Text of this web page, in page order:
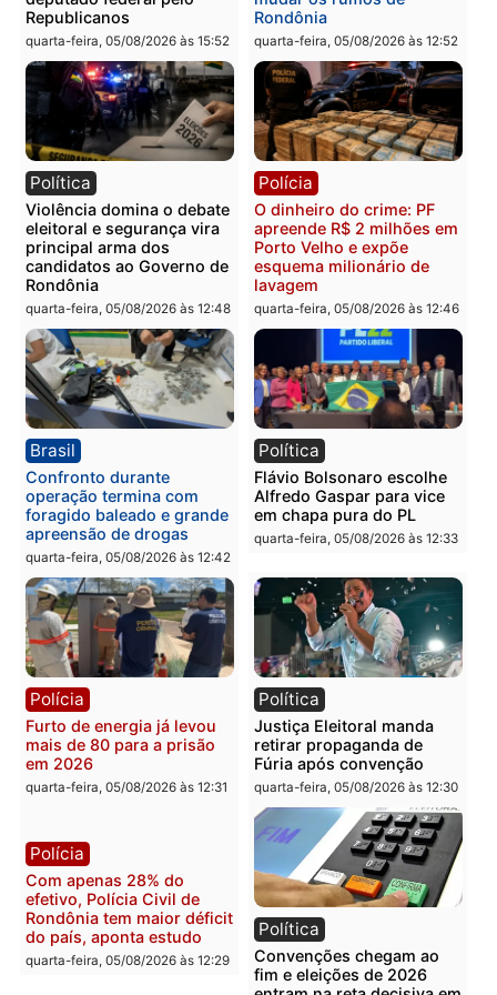
Você também vai querer ler...
Política
Jônatas França é aprovado
na convenção e
confirmado candidato a
deputado federal pelo
Republicanos
quarta-feira, 05/08/2026 às 15:52
Brasil
TCE reúne candidatos ao
Governo e apresenta
diagnóstico que pode
mudar os rumos de
Rondônia
quarta-feira, 05/08/2026 às
Política
Violência domina o debate
eleitoral e segurança vira
principal arma dos
candidatos ao Governo de
Rondônia
quarta-feira, 05/08/2026 às 12:48
Polícia
apreende R$ 2 milhões
Porto Velho e expõe
esquema milionário de
lavagem
quarta-feira, 05/08/2026 às
Confronto durante
operação termina com
foragido baleado e grande
apreensão de drogas
quarta-feira, 05/08/2026 às 12:42
Política
Flávio Bolsonaro escolhe
Alfredo Gaspar para vice
em chapa pura do PL
quarta-feira, 05/08/2026 às